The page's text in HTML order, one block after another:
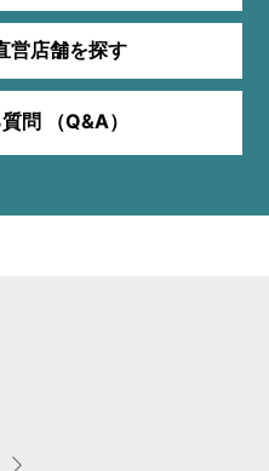
営店舗を探す
問 （Q&A）